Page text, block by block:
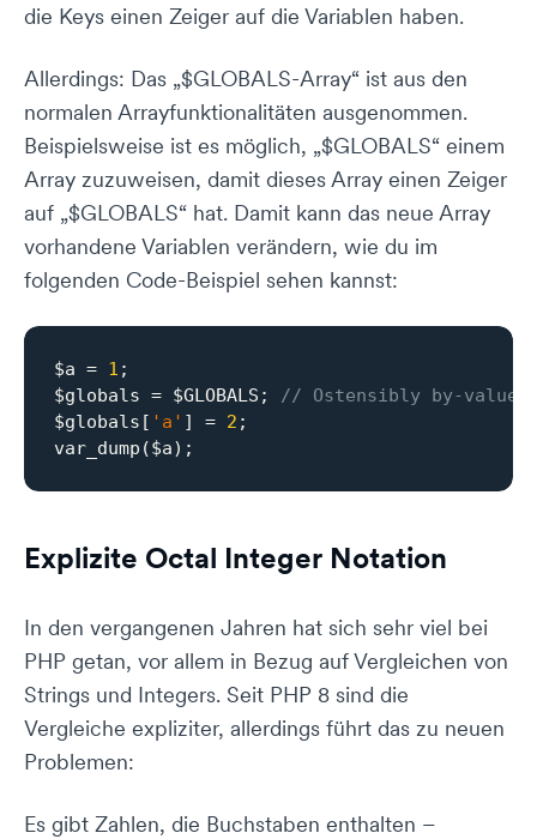
die Keys einen Zeiger auf die Variablen haben.
Allerdings: Das „$GLOBALS-Array“ ist aus den
normalen Arrayfunktionalitäten ausgenommen.
Beispielsweise ist es möglich, „$GLOBALS“ einem
Array zuzuweisen, damit dieses Array einen Zeiger
auf „$GLOBALS“ hat. Damit kann das neue Array
vorhandene Variablen verändern, wie du im
folgenden Code-Beispiel sehen kannst:
$a = 1 ;
$globals = $GLOBALS;
// Ostensibly by-value
$globals[ 'a' ] = 2 ;
var_dump($a);
Explizite Octal Integer Notation
In den vergangenen Jahren hat sich sehr viel bei
PHP getan, vor allem in Bezug auf Vergleichen von
Strings und Integers. Seit PHP 8 sind die
Vergleiche expliziter, allerdings führt das zu neuen
Problemen:
Es gibt Zahlen, die Buchstaben enthalten –